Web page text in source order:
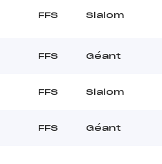
FFS Slalom
FFS Géant
FFS Slalom
FFS Géant